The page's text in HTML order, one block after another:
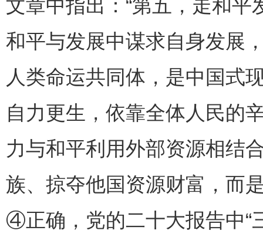
文章中指出：“第五，走和
和平与发展中谋求自身发展
人类命运共同体，是中国式
自力更生，依靠全体人民的
力与和平利用外部资源相结
族、掠夺他国资源财富，而
④正确，党的二十大报告中“